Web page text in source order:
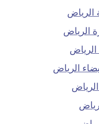
الرياض
الرياض
الرياض